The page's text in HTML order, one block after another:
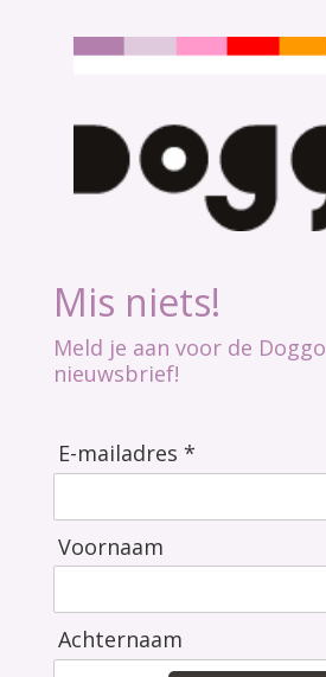
Mis niets!
Meld je aan voor de Doggo
nieuwsbrief!
E-mailadres *
Voornaam
Achternaam